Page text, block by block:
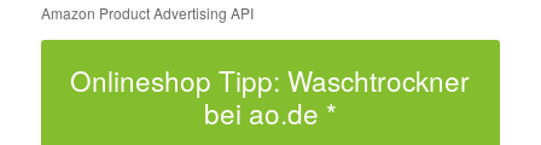
Amazon Product Advertising API
Onlineshop Tipp: Waschtrockner
bei ao.de *